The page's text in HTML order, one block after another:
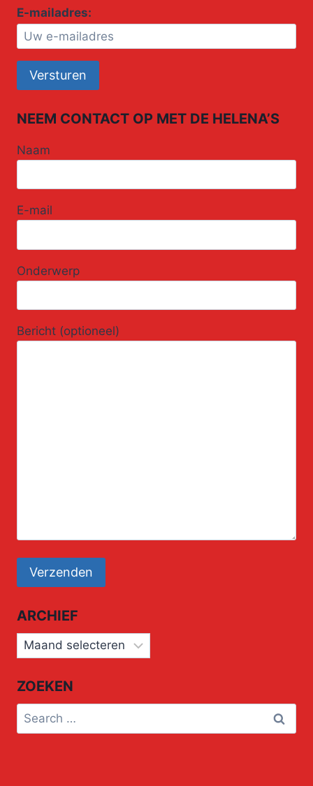
E-mailadres:
NEEM CONTACT OP MET DE HELENA’S
Naam
E-mail
Onderwerp
Bericht (optioneel)
ARCHIEF
Archief
ZOEKEN
Search
for: